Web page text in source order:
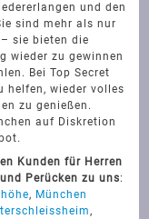
und den
sind mehr als nur
sie bieten die
wieder zu gewinnen
Bei Top Secret
helfen, wieder volles
zu genießen.
auf Diskretion
Kunden für Herren
Perücken zu uns:
, München
,